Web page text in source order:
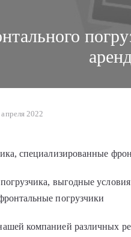
2022
специализированные
выгодные
погрузчики
компанией различных